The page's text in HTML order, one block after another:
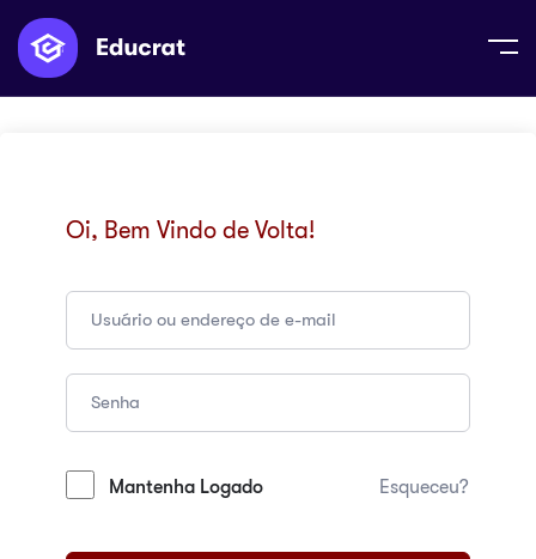
Oi, Bem Vindo de Volta!
Mantenha Logado Esqueceu?